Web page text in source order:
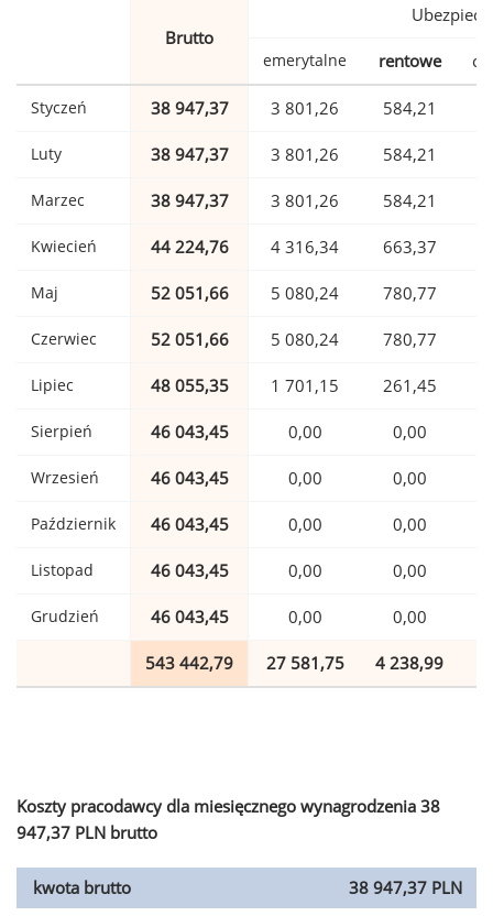
Brutto
emerytalne rentowe
Styczeń 38 947,37 3 801,26 584,21
Luty 38 947,37 3 801,26 584,21
Marzec 38 947,37 3 801,26 584,21
Kwiecień 44 224,76 4 316,34 663,37
Maj 52 051,66 5 080,24 780,77
Czerwiec 52 051,66 5 080,24 780,77
Lipiec 48 055,35 1 701,15 261,45
Sierpień 46 043,45 0,00 0,00
Wrzesień 46 043,45 0,00 0,00
Październik 46 043,45 0,00 0,00
Listopad 46 043,45 0,00 0,00
Grudzień 46 043,45 0,00 0,00
543 442,79 27 581,75 4 238,99
Koszty pracodawcy dla miesięcznego wynagrodzenia 38
947,37 PLN brutto
kwota brutto
38 947,37 PLN